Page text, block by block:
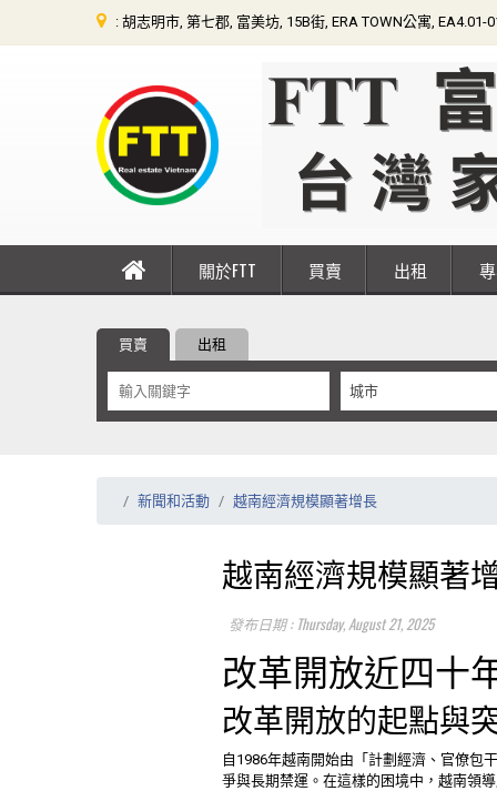
: 胡志明市, 第七郡, 富美坊, 15B街, ERA TOWN公寓, EA4.01-
關於FTT 買賣 出租
買賣 出租
城市
新聞和活動 越南經濟規模顯著增長
越南經濟規模顯著
發布日期 : Thursday, August 21, 2025
改革開放近四十
改革開放的起點與
自1986年越南開始由「計劃經濟、官僚包
爭與長期禁運。在這樣的困境中，越南領